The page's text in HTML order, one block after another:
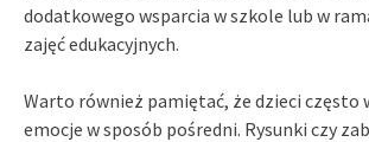
dodatkowego wsparcia w szkole lub w
zajęć edukacyjnych.
Warto również pamiętać, że dzieci często
emocje w sposób pośredni. Rysunki czy